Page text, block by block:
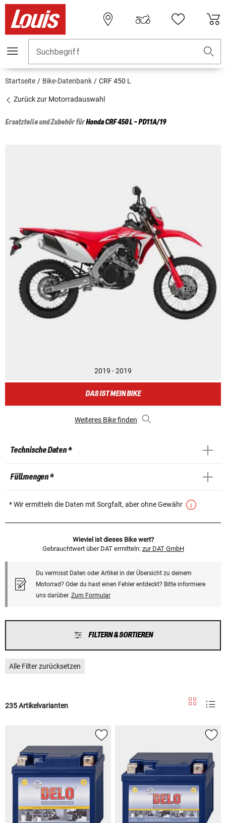
Suchbegriff
Startseite Bike-Datenbank CRF 450 L
Zurück zur Motorradauswahl
Ersatzteile und Zubehör fürHondaCRF 450 L - PD11A/19
2019 - 2019
DAS IST MEIN BIKE
Weiteres Bike finden
Technische Daten *
Füllmengen *
* Wir ermitteln die Daten mit Sorgfalt, aber ohne Gewähr
Wieviel ist dieses Bike wert?
Gebrauchtwert über DAT ermitteln: zur DAT GmbH
Du vermisst Daten oder Artikel in der Übersicht zu deinem
Motorrad? Oder du hast einen Fehler entdeckt? Bitte informiere
uns darüber. Zum Formular
FILTERN & SORTIEREN
Alle Filter zurücksetzen
235 Artikelvarianten